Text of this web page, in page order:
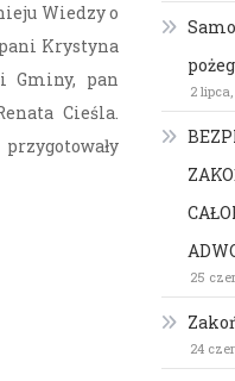
Wiedzy o
Krystyna
Gminy, pan
Cieśla.
2
25
24